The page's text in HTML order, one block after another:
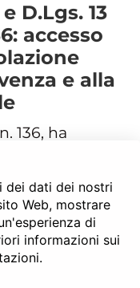
D.Lgs. 13
accesso
e alla
136, ha
della crisi
up
di
e alla
dei dati dei nostri
Web, mostrare
di
informazioni sui